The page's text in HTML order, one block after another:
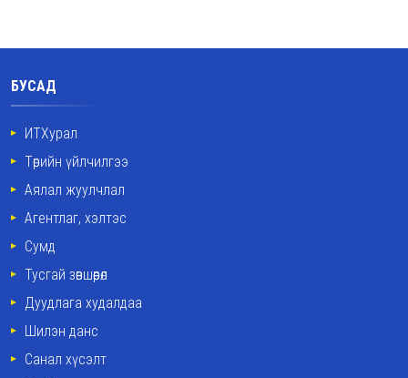
БУСАД
ИТХурал
Төрийн үйлчилгээ
Аялал жуулчлал
Агентлаг, хэлтэс
Сумд
Тусгай зөвшөөрөл
Дуудлага худалдаа
Шилэн данс
Санал хүсэлт